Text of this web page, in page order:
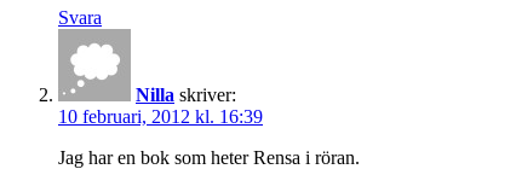
Svara
Nilla skriver:
10 februari, 2012 kl. 16:39
Jag har en bok som heter Rensa i röran.